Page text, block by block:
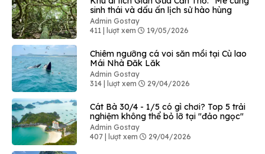
sinh thái và dấu ấn lịch sử hào hùng
Admin Gostay
411 | lượt xem
19/05/2026
Chiêm ngưỡng cá voi săn mồi tại Cù lao
Mái Nhà Đăk Lăk
Admin Gostay
314 | lượt xem
29/04/2026
Cát Bà 30/4 - 1/5 có gì chơi? Top 5 trải
nghiệm không thể bỏ lỡ tại "đảo ngọc"
Admin Gostay
407 | lượt xem
29/04/2026